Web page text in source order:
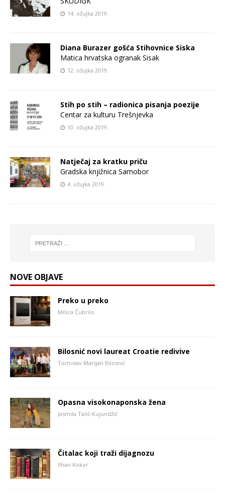
14. ožujka 2019.
Diana Burazer gošća Stihovnice Siska
Matica hrvatska ogranak Sisak
12. ožujka 2019.
Stih po stih – radionica pisanja poezije
Centar za kulturu Trešnjevka
10. ožujka 2019.
Natječaj za kratku priču
Gradska knjižnica Samobor
4. ožujka 2019.
NOVE OBJAVE
Preko u preko
Milica Čubrilo
Bilosnić novi laureat Croatie redivive
Tomislav Marijan Bilosnić
Opasna visokonaponska žena
Jasmila Talić-Kujundžić
Čitalac koji traži dijagnozu
Ilhan Kokor